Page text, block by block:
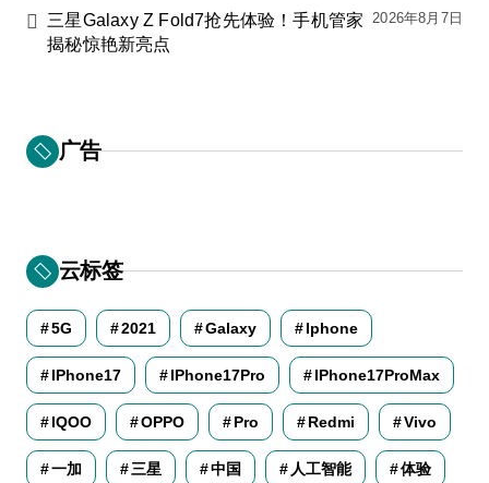
三星Galaxy Z Fold7抢先体验！手机管家
揭秘惊艳新亮点
2026年8月7日
广告
云标签
5G 2021 Galaxy Iphone
IPhone17 IPhone17Pro IPhone17ProMax
IQOO OPPO Pro Redmi Vivo
一加 三星 中国 人工智能 体验